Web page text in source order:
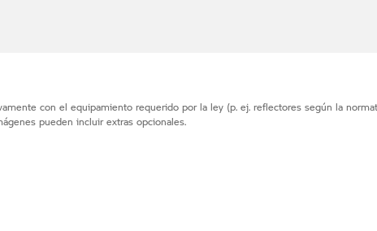
con el equipamiento requerido por la ley (p. ej. reflectores según la
pueden incluir extras opcionales.